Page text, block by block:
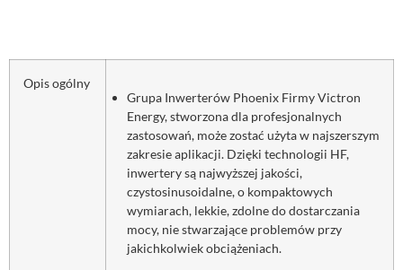
Opis ogólny
Grupa Inwerterów Phoenix Firmy Victron
Energy, stworzona dla profesjonalnych
zastosowań, może zostać użyta w najszerszym
zakresie aplikacji. Dzięki technologii HF,
inwertery są najwyższej jakości,
czystosinusoidalne, o kompaktowych
wymiarach, lekkie, zdolne do dostarczania
mocy, nie stwarzające problemów przy
jakichkolwiek obciążeniach.